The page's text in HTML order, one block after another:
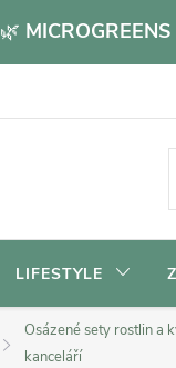
🌿
LIFESTYLE
Osázené sety rostlin a
kanceláří